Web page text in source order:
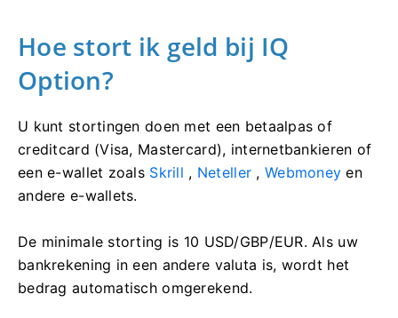
Hoe stort ik geld bij IQ
Option?
U kunt stortingen doen met een betaalpas of
creditcard (Visa, Mastercard), internetbankieren of
een e-wallet zoals Skrill , Neteller , Webmoney en
andere e-wallets.
De minimale storting is 10 USD/GBP/EUR. Als uw
bankrekening in een andere valuta is, wordt het
bedrag automatisch omgerekend.